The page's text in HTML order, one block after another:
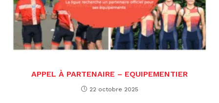
APPEL À PARTENAIRE – EQUIPEMENTIER
22 octobre 2025